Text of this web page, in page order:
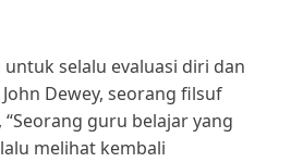
selalu evaluasi diri dan
Dewey, seorang filsuf
guru belajar yang
melihat kembali